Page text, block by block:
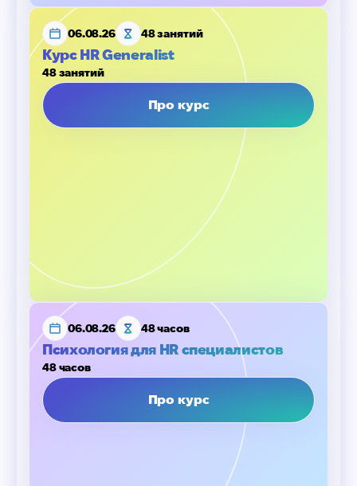
06.08.26 48 занятий
Курс HR Generalist
48 занятий
Про курс
06.08.26 48 часов
Психология для HR специалистов
48 часов
Про курс